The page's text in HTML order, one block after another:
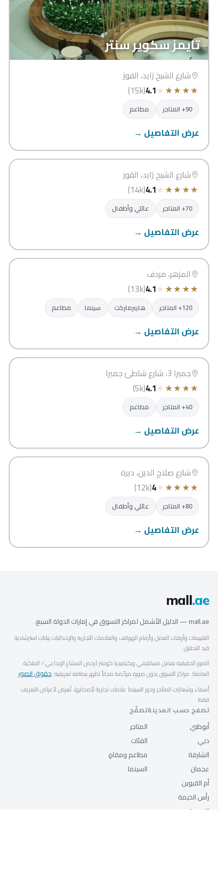
تايمز سكوير سنتر
شارع الشيخ زايد، القوز
★
★
★
★
★
4.1
(15k)
90+ المتاجر مطاعم
عرض التفاصيل →
دبي
واحة سنتر
شارع الشيخ زايد، القوز
★
★
★
★
★
4.1
(14k)
70+ المتاجر عائلي وأطفال
عرض التفاصيل →
دبي
الاتحاد مول
المزهر، مردف
★
★
★
★
★
4.1
(13k)
120+ المتاجر هايبرماركت سينما مطاعم
عرض التفاصيل →
دبي
صن ست مول
جميرا 3، شارع شاطئ جميرا
★
★
★
★
★
4.1
(5k)
40+ المتاجر مطاعم
عرض التفاصيل →
دبي
ريف مول
شارع صلاح الدين، ديرة
★
★
★
★
★
4
(12k)
80+ المتاجر عائلي وأطفال
عرض التفاصيل →
mall.ae
mall.ae — الدليل الأشمل لمراكز التسوق في إمارات الدولة السبع.
التقييمات وأوقات العمل وأرقام الهواتف والعلامات التجارية والإحداثيات بيانات استرشادية
قيد التحقق.
الصور الحقيقية بفضل مساهمي ويكيميديا كومنز (رخص المشاع الإبداعي / الملكية
العامة). مراكز التسوق بدون صورة مرخّصة مجاناً تظهر ببطاقة تعريفية.حقوق الصور
أسماء وشعارات المتاجر ودور السينما علامات تجارية لأصحابها، تُعرض لأغراض التعريف
فقط.
تصفح حسب المدينة
أبوظبي
دبي
الشارقة
عجمان
أم القيوين
رأس الخيمة
الفجيرة
تصفّح
المتاجر
الفئات
مطاعم ومقاهٍ
السينما